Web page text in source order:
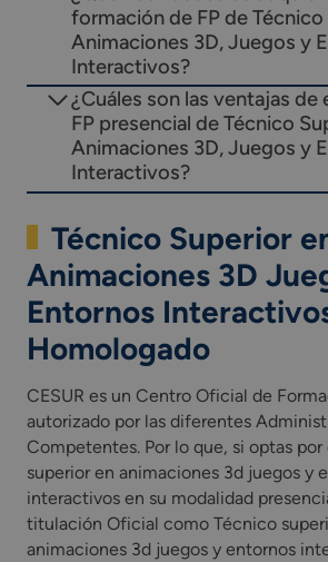
formación de FP de
Animaciones 3D, Juegos y
Interactivos?
¿Cuáles son las ventajas de
FP presencial de Técnico
Animaciones 3D, Juegos y
Interactivos?
Técnico Superior
Animaciones 3D
Entornos
Homologado
CESUR es un Centro Oficial de
autorizado por las diferentes
Competentes. Por lo que, si optas por
superior en animaciones 3d juegos y
interactivos en su modalidad
titulación Oficial como Técnico
animaciones 3d juegos y entornos